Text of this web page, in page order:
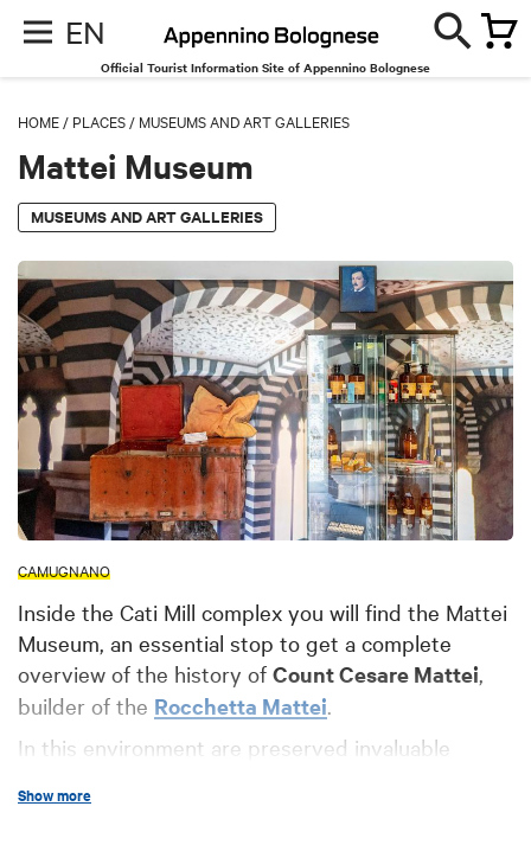
EN
Official Tourist Information Site of Appennino Bolognese
HOME / PLACES / MUSEUMS AND ART GALLERIES
Mattei Museum
MUSEUMS AND ART GALLERIES
CAMUGNANO
Inside the Cati Mill complex you will find the Mattei
Museum, an essential stop to get a complete
overview of the history of Count Cesare Mattei
builder of the Rocchetta Mattei
In this environment are preserved invaluable
tools, manuscripts, publications from all over the
Show more